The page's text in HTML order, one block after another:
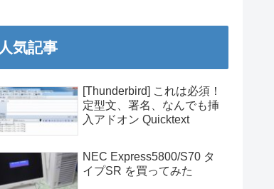
人気記事
[Thunderbird] これは必須！
定型文、署名、なんでも挿
入アドオン Quicktext
NEC Express5800/S70 タ
イプSR を買ってみた